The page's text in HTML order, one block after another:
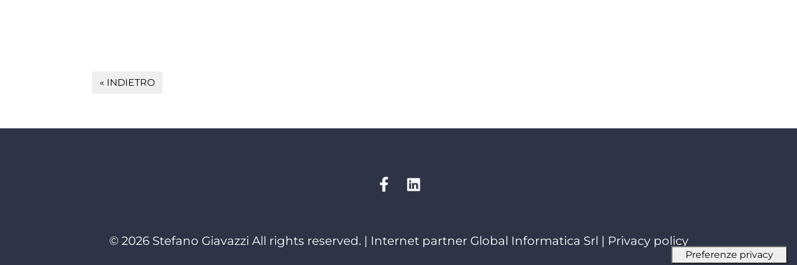
« INDIETRO
© 2026 Stefano Giavazzi All rights reserved. | Internet partner Global Informatica Srl | Privacy policy